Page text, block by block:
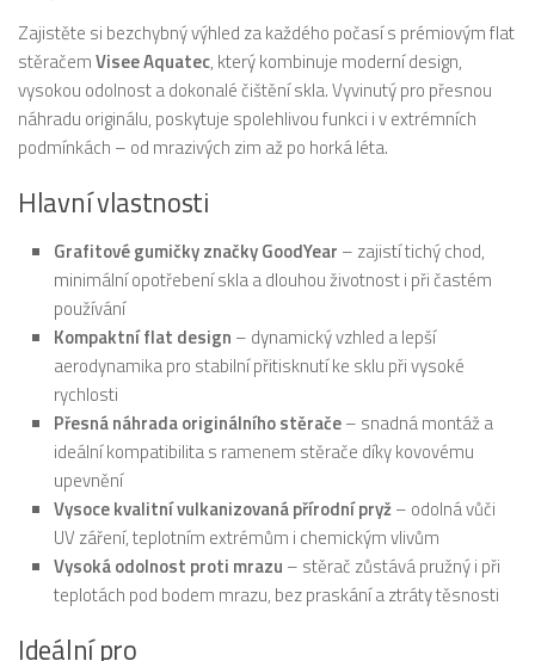
Zajistěte si bezchybný výhled za každého počasí s prémiovým flat
stěračemVisee Aquatec, který kombinuje moderní design,
vysokou odolnost a dokonalé čištění skla. Vyvinutý pro přesnou
náhradu originálu, poskytuje spolehlivou funkci i v extrémních
podmínkách – od mrazivých zim až po horká léta.
Hlavní vlastnosti
Grafitové gumičky značky GoodYear – zajistí tichý chod,
minimální opotřebení skla a dlouhou životnost i při častém
používání
Kompaktní flat design – dynamický vzhled a lepší
aerodynamika pro stabilní přitisknutí ke sklu při vysoké
rychlosti
Přesná náhrada originálního stěrače– snadná montáž a
ideální kompatibilita s ramenem stěrače díky kovovému
upevnění
Vysoce kvalitní vulkanizovaná přírodní pryž– odolná vůči
UV záření, teplotním extrémům i chemickým vlivům
Vysoká odolnost proti mrazu – stěrač zůstává pružný i při
teplotách pod bodem mrazu, bez praskání a ztráty těsnosti
Ideální pro